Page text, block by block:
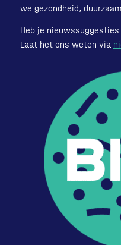
we gezondheid,
Heb je
Laat het ons weten via